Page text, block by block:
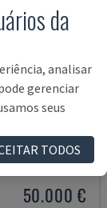
50.000 €
da
analisar
gerenciar
seus
TODOS